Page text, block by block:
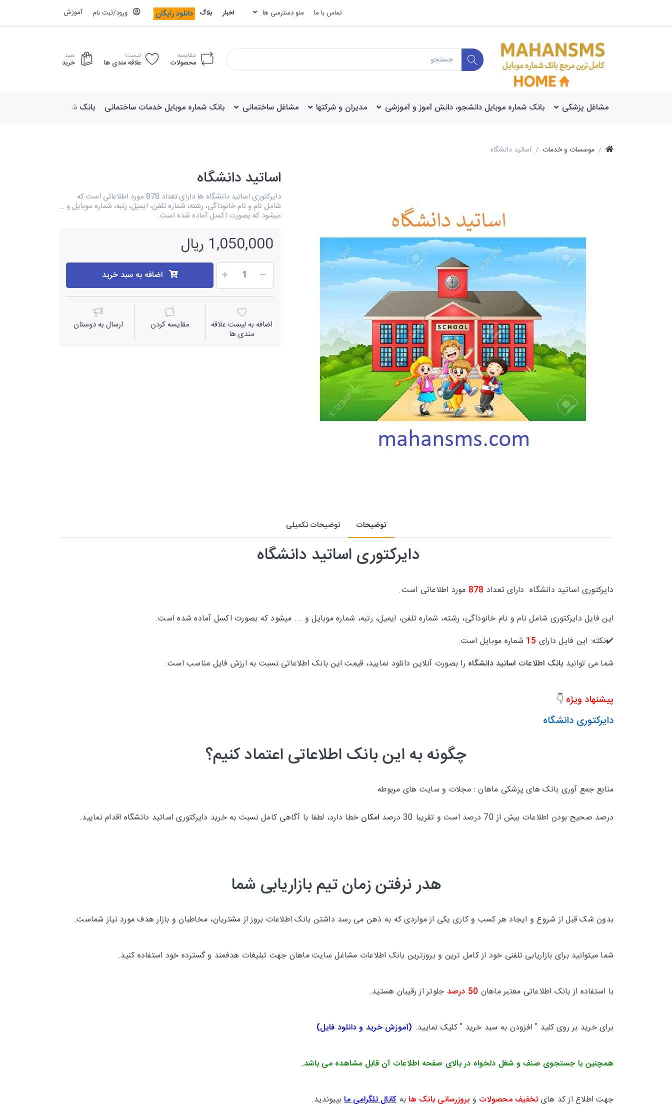
تماس با ما منو دسترسی ها اخبار بلاگ دانلود رایگان ورود/ثبت نام آموزش
مقایسه
محصولات
لیست
علاقه مندی ها
سبد
خرید
مشاغل پزشکی بانک شماره موبایل دانشجو، دانش آموز و آموزشی مدیران و شرکتها مشاغل ساختمانی بانک شماره موبایل خدمات ساختمانی بانک شماره موبایل لوازم
موسسات و خدمات اساتید دانشگاه
اساتید دانشگاه
دایرکتوری اساتید دانشگاه ها دارای تعداد 878 مورد اطلاعاتی است که
شامل نام و نام خانوداگی، رشته، شماره تلفن، ایمیل، رتبه، شماره موبایل و ...
میشود که بصورت اکسل آماده شده است.
1,050,000 ریال
اضافه به سبد خرید
اضافه به لیست علاقه
مندی ها
مقايسه كردن ارسال به دوستان
توضیحات توضیحات تکمیلی
دایرکتوری اساتید دانشگاه
دایرکتوری اساتید دانشگاه دارای تعداد 878 مورد اطلاعاتی است.
این فایل دایرکتوری شاملنام و نام خانوداگی، رشته، شماره تلفن، ایمیل، رتبه، شماره موبایل و ... میشود که بصورت اکسل آماده شده است.
✔️نکته: این فایل دارای 15 شماره موبایل است.
شما می توانید بانک اطلاعات اساتید دانشگاه را بصورت آنلاین دانلود نمایید، قیمت این بانک اطلاعاتی نسبت به ارزش فایل مناسب است.
پیشنهاد ویژه 👇
دایرکتوری دانشگاه
چگونه به این بانک اطلاعاتی اعتماد کنیم؟
منابع جمع آوری بانک های پزشکی ماهان : مجلات و سایت های مربوطه
درصد صحیح بودن اطلاعات بیش از 70 درصد است و تقریبا 30 درصد امکان خطا دارد، لطفا با آگاهی کامل نسبت به خرید دایرکتوری اساتید دانشگاه اقدام نمایید.
هدر نرفتن زمان تیم بازاریابی شما
بدون شک قبل از شروع و ایجاد هر کسب و کاری یکی از مواردی که به ذهن می رسد داشتن بانک اطلاعات بروز از مشتریان، مخاطبان و بازار هدف مورد نیاز شماست.
شما میتوانید برای بازاریابی تلفنی خود از کامل ترین و بروزترین بانک اطلاعات مشاغل سایت ماهان جهت تبلیغات هدفمند و گسترده خود استفاده کنید.
با استفاده از بانک اطلاعاتی معتبر ماهان 50 درصد جلوتر از رقیبان هستید.
برای خرید بر روی کلید " افزودن به سبد خرید " کلیک نمایید. (آموزش خرید و دانلود فایل)
همچنین با جستجوی صنف و شغل دلخواه در بالای صفحه اطلاعات آن قابل مشاهده می باشد.
جهت اطلاع از کد های تخفیف محصولات و بروزرسانی بانک ها بهکانال تلگرامی مابپیوندید.